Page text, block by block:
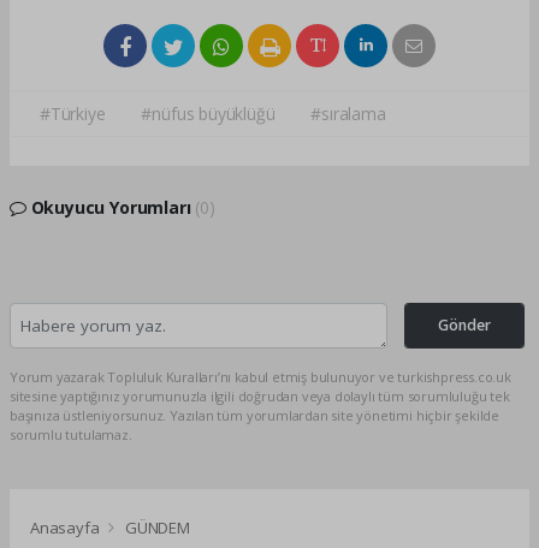
#Türkiye #nüfus büyüklüğü #sıralama
Okuyucu Yorumları (0)
Gönder
Yorum yazarak Topluluk Kuralları’nı kabul etmiş bulunuyor ve turkishpress.co.uk
sitesine yaptığınız yorumunuzla ilgili doğrudan veya dolaylı tüm sorumluluğu tek
başınıza üstleniyorsunuz. Yazılan tüm yorumlardan site yönetimi hiçbir şekilde
sorumlu tutulamaz.
Anasayfa GÜNDEM